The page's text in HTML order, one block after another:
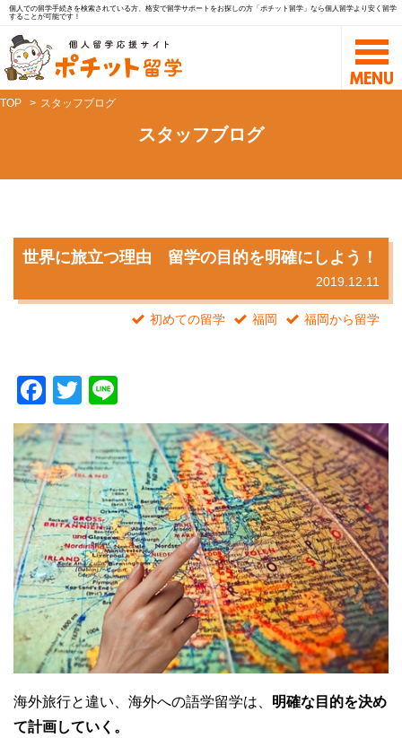
個人での留学手続きを検索されている方、格安で留学サポートをお探しの方「ポチット留学」なら個人留学より安く留学
することが可能です！
TOP スタッフブログ
スタッフブログ
世界に旅立つ理由 留学の目的を明確にしよう！
2019.12.11
初めての留学 福岡 福岡から留学
F
a
c
e
b
o
o
k
T
wi
tt
er
n
e
海外旅行と違い、海外への語学留学は、 明確な目的を決め
て計画していく。